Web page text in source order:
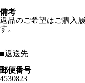
備考
返品のご希望はご購入
す。
■返送先
郵便番号
4530823